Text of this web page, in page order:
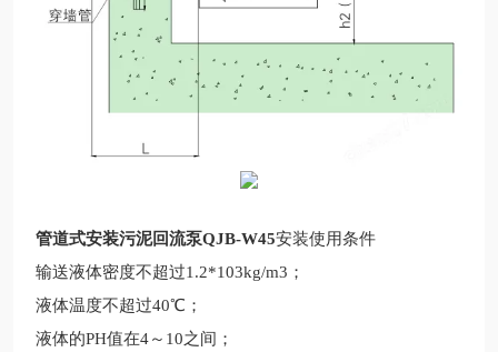
管道式安装污泥回流泵QJB-W45安装使用条件
输送液体密度不超过1.2*103kg/m3；
液体温度不超过40℃；
液体的PH值在4～10之间；